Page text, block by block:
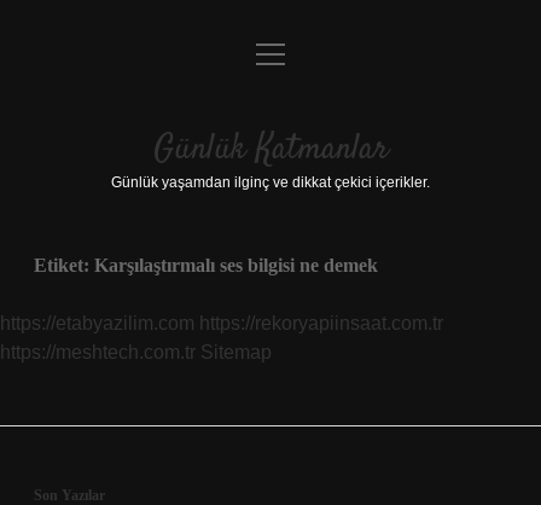
Anasayfa
Yasal Uyarı
menüyü
Günlük Katmanlar
Günlük yaşamdan ilginç ve dikkat çekici içerikler.
Etiket: Karşılaştırmalı ses bilgisi ne demek
https://etabyazilim.com https://rekoryapiinsaat.com.tr
https://meshtech.com.tr Sitemap
Son Yazılar